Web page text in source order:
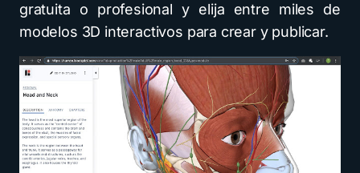
gratuita o profesional y elija entre miles de
modelos 3D interactivos para crear y publicar.